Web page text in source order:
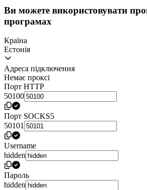
Ви можете використовувати
програмах
Країна
Естонія
Адреса підключення
Немає проксі
Порт HTTP
50100
Порт SOCKS5
50101
Username
hidden
Пароль
hidden